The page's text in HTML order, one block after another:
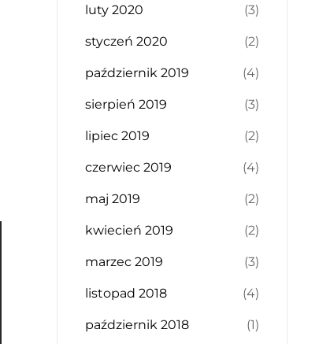
luty 2020 (3)
styczeń 2020 (2)
październik 2019 (4)
sierpień 2019 (3)
lipiec 2019 (2)
czerwiec 2019 (4)
maj 2019 (2)
kwiecień 2019 (2)
marzec 2019 (3)
listopad 2018 (4)
październik 2018 (1)